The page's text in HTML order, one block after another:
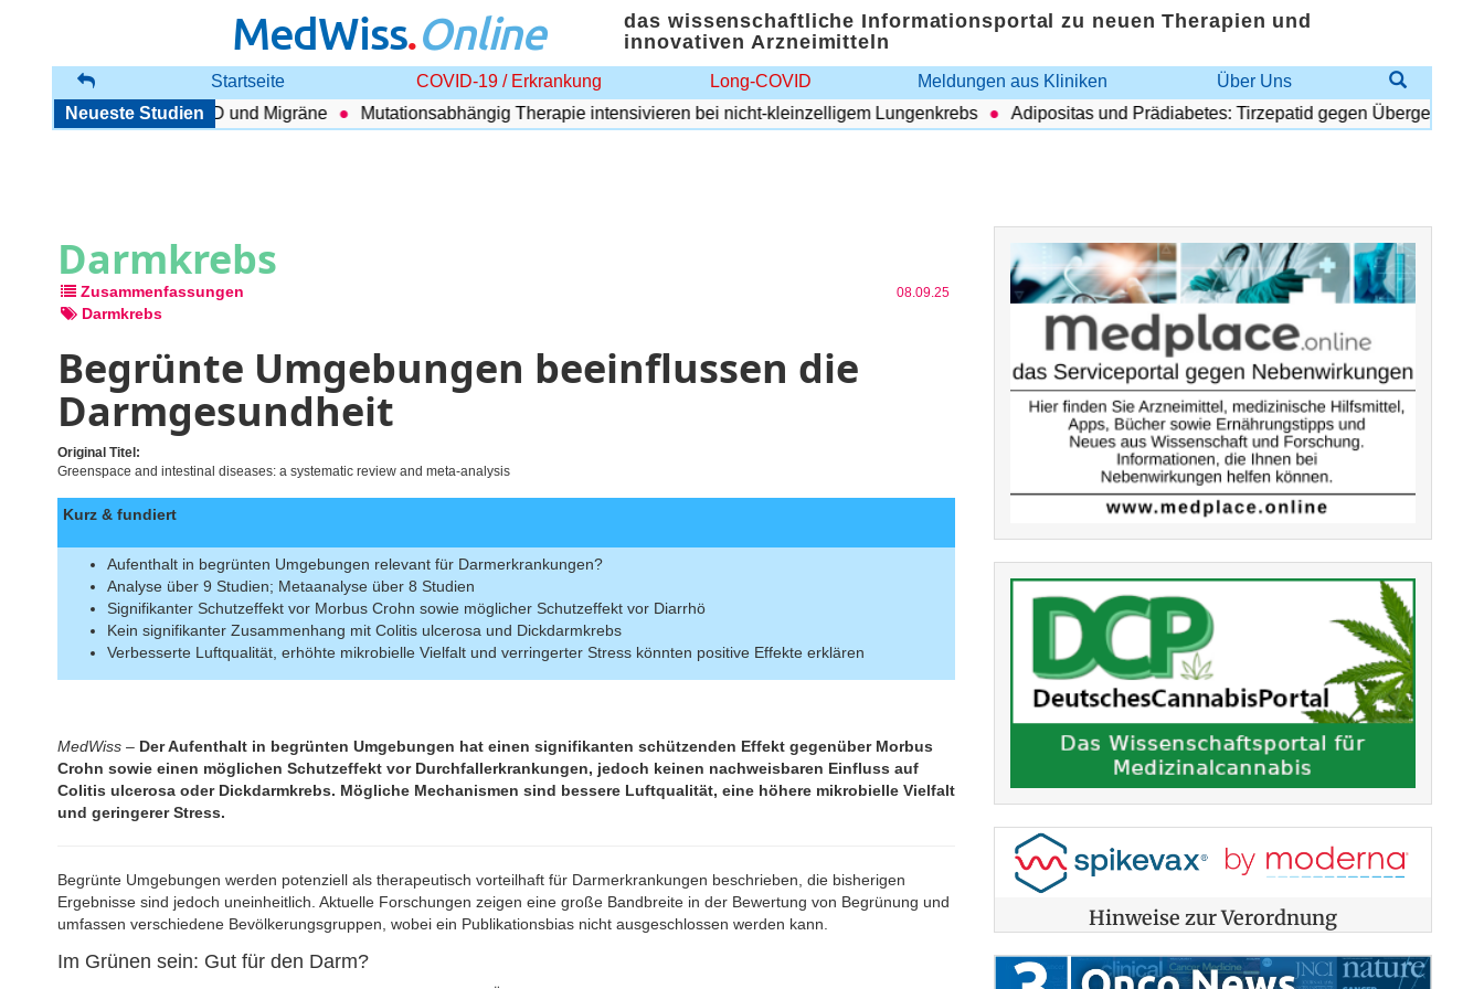
MedWiss.Online
das wissenschaftliche Informationsportal zu neuen Therapien und
innovativen Arzneimitteln
Startseite COVID-19 / Erkrankung Long-COVID Meldungen aus Kliniken
Über Uns
Neueste Studien
zwischen COPD und Migräne Mutationsabhängig Therapie intensivieren bei nicht-kleinzelligem Lungenkrebs Adipositas und Prädiabetes: Tirzepatid gegen Übergewicht
Darmkrebs
Zusammenfassungen 08.09.25
Darmkrebs
Begrünte Umgebungen beeinflussen die
Darmgesundheit
Original Titel:
Greenspace and intestinal diseases: a systematic review and meta-analysis
Kurz & fundiert
Aufenthalt in begrünten Umgebungen relevant für Darmerkrankungen?
Analyse über 9 Studien; Metaanalyse über 8 Studien
Signifikanter Schutzeffekt vor Morbus Crohn sowie möglicher Schutzeffekt vor Diarrhö
Kein signifikanter Zusammenhang mit Colitis ulcerosa und Dickdarmkrebs
Verbesserte Luftqualität, erhöhte mikrobielle Vielfalt und verringerter Stress könnten positive Effekte erklären
MedWiss – Der Aufenthalt in begrünten Umgebungen hat einen signifikanten schützenden Effekt gegenüber Morbus
Crohn sowie einen möglichen Schutzeffekt vor Durchfallerkrankungen, jedoch keinen nachweisbaren Einfluss auf
Colitis ulcerosa oder Dickdarmkrebs. Mögliche Mechanismen sind bessere Luftqualität, eine höhere mikrobielle Vielfalt
und geringerer Stress.
Begrünte Umgebungen werden potenziell als therapeutisch vorteilhaft für Darmerkrankungen beschrieben, die bisherigen
Ergebnisse sind jedoch uneinheitlich. Aktuelle Forschungen zeigen eine große Bandbreite in der Bewertung von Begrünung und
umfassen verschiedene Bevölkerungsgruppen, wobei ein Publikationsbias nicht ausgeschlossen werden kann.
Im Grünen sein: Gut für den Darm?
Hinweise zur Verordnung